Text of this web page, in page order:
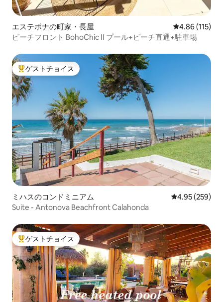
エステポナの町家・長屋 レビュー115
4.86 (115)
ビーチフロント BohoChic II プール+ビーチ直通+駐車場
大好評のゲストチョイスです。
ゲストチョイス
ミハスのコンドミニアム レビュー259
4.95 (259)
Suite - Antonova Beachfront Calahonda
大好評のゲストチョイスです。
ゲストチョイス